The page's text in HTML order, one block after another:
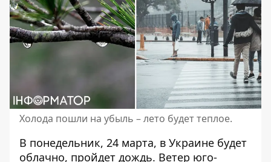
Холода пошли на убыль – лето будет теплое.
В понедельник, 24 марта, в Украине будет
облачно, пройдет дождь. Ветер юго-